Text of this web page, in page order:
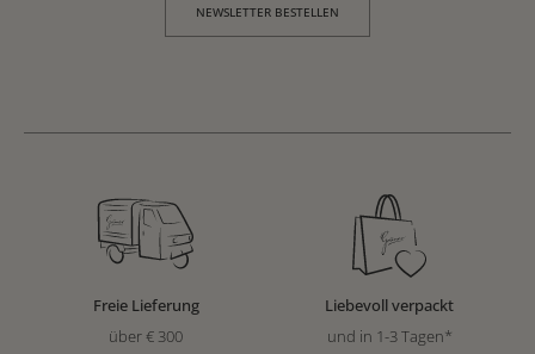
NEWSLETTER BESTELLEN
Freie Lieferung
über € 300
Liebevoll verpackt
und in 1-3 Tagen*